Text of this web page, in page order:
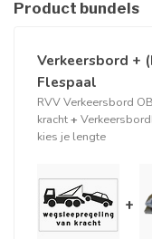
Product bundels
Verkeersbord +
Flespaal
RVV Verkeersbord
kracht+
kies je lengte
+